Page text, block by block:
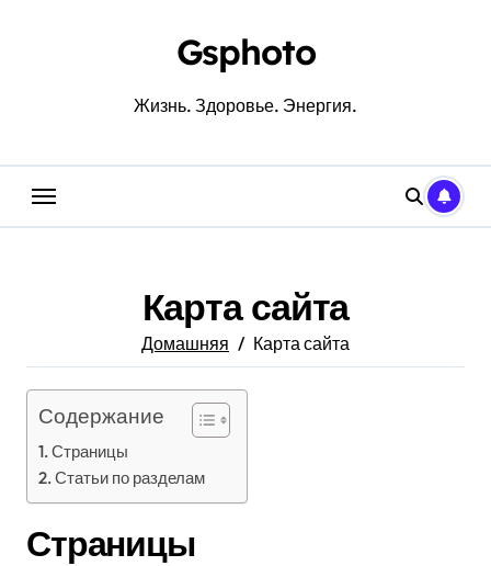
Gsphoto
Жизнь. Здоровье. Энергия.
Карта сайта
Домашняя Карта сайта
Содержание
Страницы
Статьи по разделам
Страницы